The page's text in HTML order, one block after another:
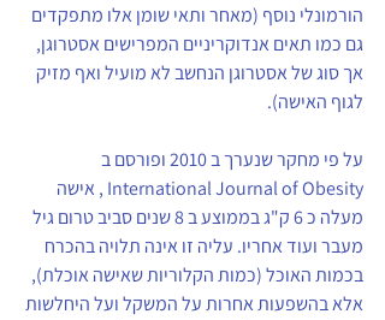
הורמונלי נוסף (מאחר ותאי שומן אלו מתפקדים
גם כמו תאים אנדוקריניים המפרישים אסטרוגן,
אך סוג של אסטרוגן הנחשב לא מועיל ואף מזיק
לגוף האישה).
על פי מחקר שנערך ב 2010 ופורסם ב
International Journal of Obesity , אישה
מעלה כ 6 ק"ג בממוצע ב 8 שנים סביב טרום גיל
מעבר ועוד אחריו. עליה זו אינה תלויה בהכרח
בכמות האוכל (כמות הקלוריות שאישה אוכלת),
אלא בהשפעות אחרות על המשקל ועל היחלשות